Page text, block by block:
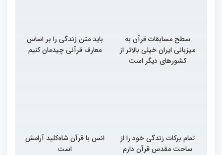
سطح مسابقات قرآن به
میزبانی ایران خیلی بالاتر از
کشورهای دیگر است
باید متن زندگی را بر اساس
معارف قرآنی چیدمان کنیم
تمام برکات زندگی خود را از
ساحت مقدس قرآن دارم
انس با قرآن شاه‌کلید آرامش
است